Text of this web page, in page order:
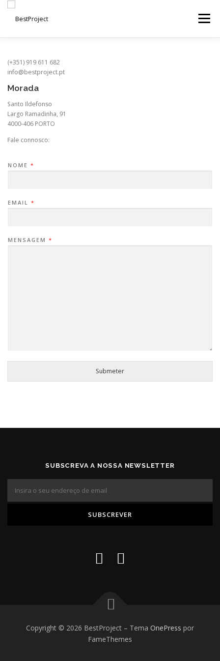
Menu
CONTACTOS
(+351) 919 611 682
info@bestproject.pt
Morada
Santo Ildefonso
Largo Ramadinha, 91
4000-406 PORTO
Fale connosco:
NOME *
EMAIL *
MENSAGEM *
Submeter
SUBSCREVA A NOSSA NEWSLETTER
Copyright © 2026 BestProject – Tema OnePress por
FameThemes